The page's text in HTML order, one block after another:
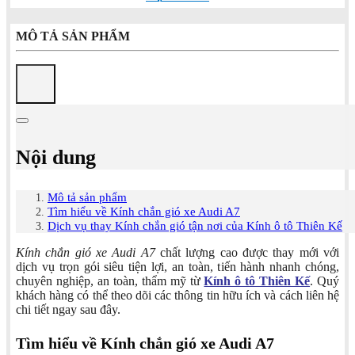
MÔ TẢ SẢN PHẨM
Nội dung
Mô tả sản phẩm
Tìm hiểu về Kính chắn gió xe Audi A7
Dịch vụ thay Kính chắn gió tận nơi của Kính ô tô Thiên Kế
Kính chắn gió xe Audi A7chất lượng cao được thay mới với
dịch vụ trọn gói siêu tiện lợi, an toàn, tiến hành nhanh chóng,
chuyên nghiệp, an toàn, thẩm mỹ từ Kính ô tô Thiên Kế. Quý
khách hàng có thể theo dõi các thông tin hữu ích và cách liên hệ
chi tiết ngay sau đây.
Tìm hiểu về Kính chắn gió xe Audi A7